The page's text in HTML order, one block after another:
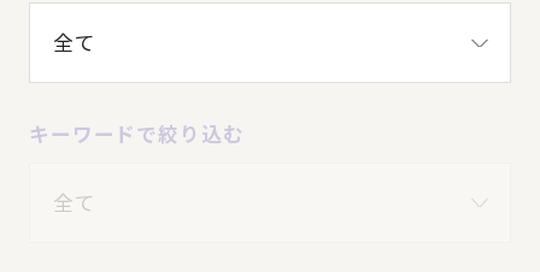
キーワードで絞り込む